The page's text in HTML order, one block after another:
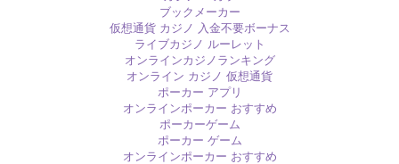
ブックメーカー
仮想通貨 カジノ 入金不要ボーナス
ライブカジノ ルーレット
オンラインカジノランキング
オンライン カジノ 仮想通貨
ポーカー アプリ
オンラインポーカー おすすめ
ポーカーゲーム
ポーカー ゲーム
オンラインポーカー おすすめ